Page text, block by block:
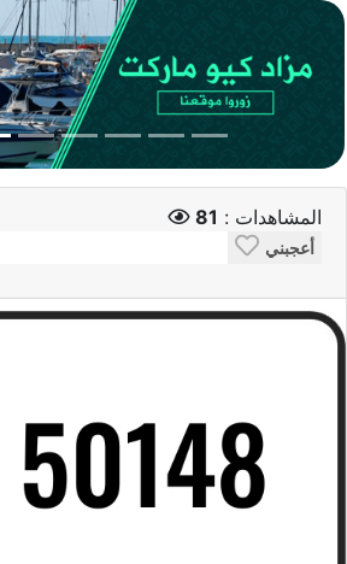
المشاهدات : 81
أعجبني